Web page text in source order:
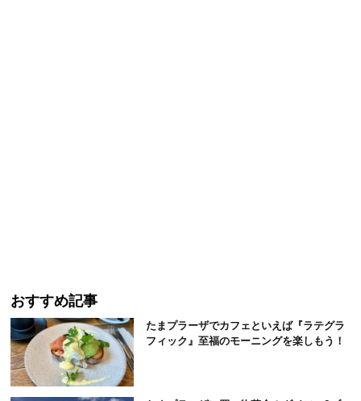
おすすめ記事
たまプラーザでカフェといえば『ラテグラ
フィック』至福のモーニングを楽しもう！